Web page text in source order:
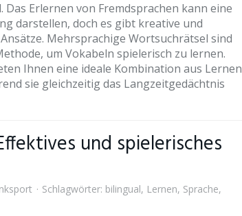
Das Erlernen von Fremdsprachen kann eine
darstellen, doch es gibt kreative und
Mehrsprachige Wortsuchrätsel sind
um Vokabeln spielerisch zu lernen.
Ihnen eine ideale Kombination aus Lernen
sie gleichzeitig das Langzeitgedächtnis
und spielerisches
Schlagwörter: bilingual, Lernen, Sprache,